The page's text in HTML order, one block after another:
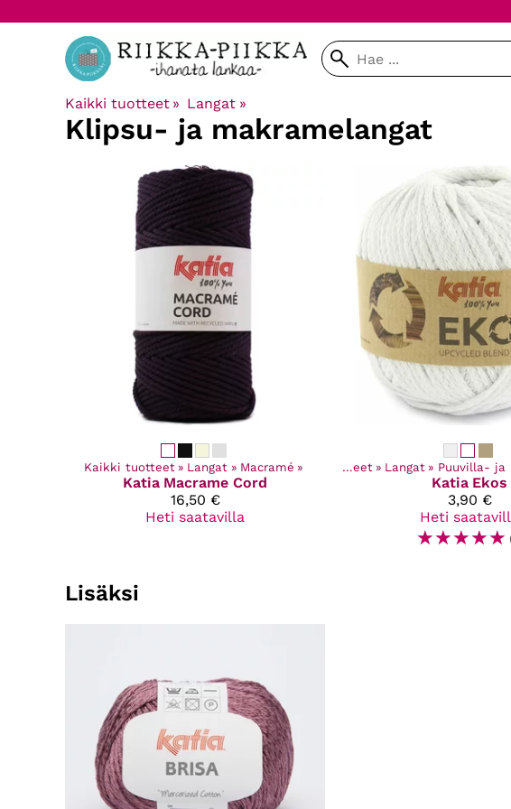
Kaikki tuotteet ‪» Langat ‪»
Klipsu- ja makramelangat
Kaikki tuotteet ‪» Langat ‪» Macramé ‪»
Katia Macrame Cord
16,50 €
Heti saatavilla
Kaikki tuotteet ‪» Langat ‪» Puuvilla- ja
Katia Ekos
3,90 €
Heti
☆☆☆☆☆
Lisäksi